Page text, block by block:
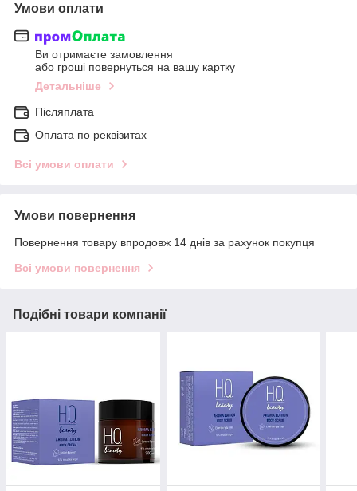
Умови оплати
Ви отримаєте замовлення
або гроші повернуться на вашу картку
Детальніше
Післяплата
Оплата по реквізитах
Всі умови оплати
Умови повернення
Повернення товару впродовж 14 днів за рахунок покупця
Всі умови повернення
Подібні товари компанії